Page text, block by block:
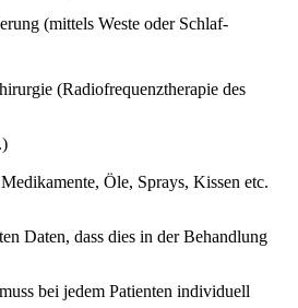
(mittels Weste oder Schlaf-
(Radiofrequenztherapie des
Öle, Sprays, Kissen etc.
Daten, dass dies in der Behandlung
bei jedem Patienten individuell